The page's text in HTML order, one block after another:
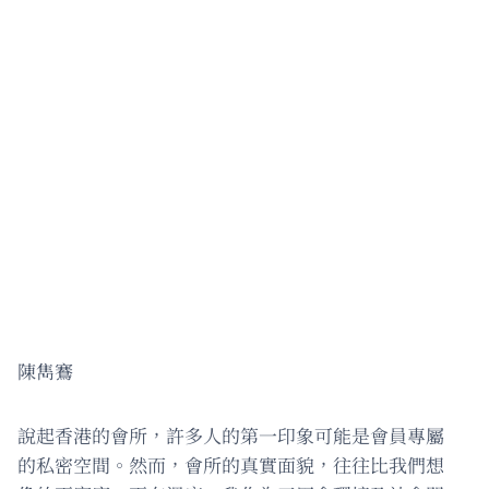
陳雋鶱
說起香港的會所，許多人的第一印象可能是會員專屬
的私密空間。然而，會所的真實面貌，往往比我們想